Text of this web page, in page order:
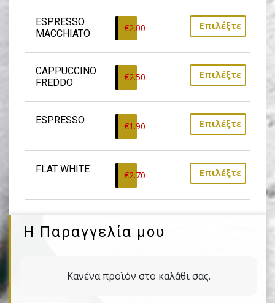
ESPRESSO
MACCHIATO
€2.00 Επιλέξτε
CAPPUCCINO
FREDDO
€2.50 Επιλέξτε
ESPRESSO
€1.90 Επιλέξτε
FLAT WHITE
€2.70 Επιλέξτε
Η Παραγγελία μου
Κανένα προϊόν στο καλάθι σας.